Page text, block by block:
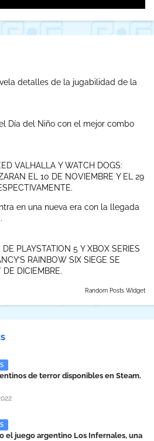
detalles de la jugabilidad de la
Día del Niño con el mejor combo
VALHALLA Y WATCH DOGS:
EL 10 DE NOVIEMBRE Y EL 29
en una nueva era con la llegada
DE PLAYSTATION 5 Y XBOX SERIES
RAINBOW SIX SIEGE SE
DE DICIEMBRE.
Random Posts Widget
de terror disponibles en Steam.
el juego argentino Los Infernales, una